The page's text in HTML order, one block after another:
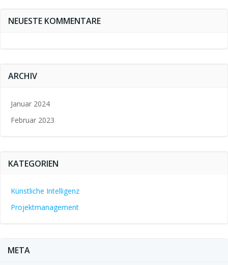
NEUESTE KOMMENTARE
ARCHIV
Januar 2024
Februar 2023
KATEGORIEN
Künstliche Intelligenz
Projektmanagement
META